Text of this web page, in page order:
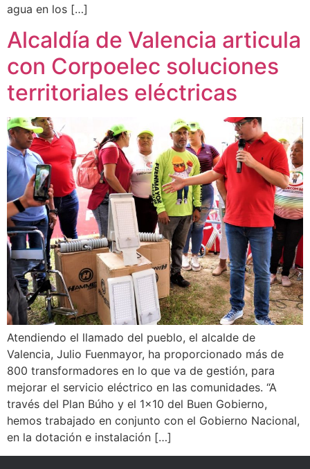
agua en los […]
Alcaldía de Valencia articula
con Corpoelec soluciones
territoriales eléctricas
Atendiendo el llamado del pueblo, el alcalde de
Valencia, Julio Fuenmayor, ha proporcionado más de
800 transformadores en lo que va de gestión, para
mejorar el servicio eléctrico en las comunidades. “A
través del Plan Búho y el 1×10 del Buen Gobierno,
hemos trabajado en conjunto con el Gobierno Nacional,
en la dotación e instalación […]